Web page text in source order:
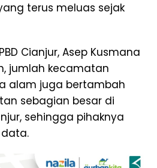
terus meluas sejak
Cianjur, Asep Kusmana
jumlah kecamatan
alam juga bertambah
sebagian besar di
sehingga pihaknya